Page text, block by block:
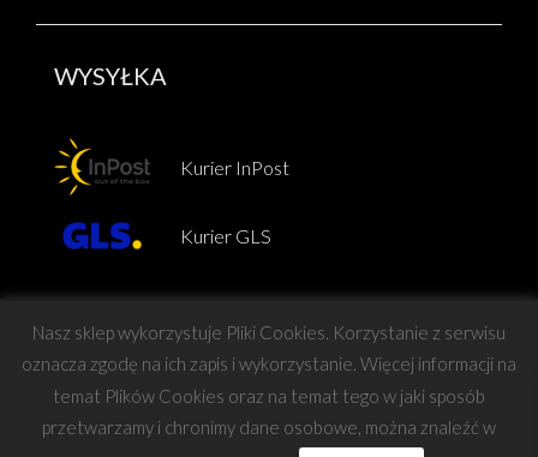
WYSYŁKA
Kurier InPost
Kurier GLS
Copyright © Force
Nasz sklep wykorzystuje Pliki Cookies. Korzystanie z serwisu
oznacza zgodę na ich zapis i wykorzystanie. Więcej informacji na
temat Plików Cookies oraz na temat tego w jaki sposób
przetwarzamy i chronimy dane osobowe, można znaleźć w